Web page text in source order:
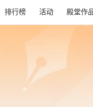
排行榜 活动 殿堂作